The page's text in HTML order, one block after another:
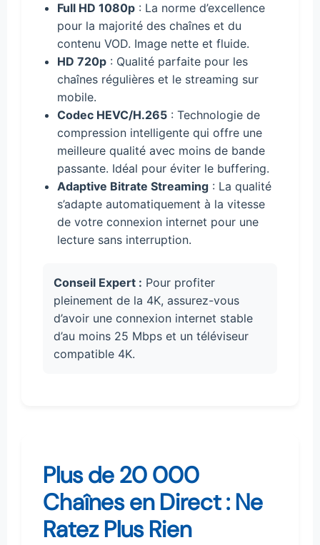
Full HD 1080p : La norme d’excellence
pour la majorité des chaînes et du
contenu VOD. Image nette et fluide.
HD 720p : Qualité parfaite pour les
chaînes régulières et le streaming sur
mobile.
Codec HEVC/H.265 : Technologie de
compression intelligente qui offre une
meilleure qualité avec moins de bande
passante. Idéal pour éviter le buffering.
Adaptive Bitrate Streaming : La qualité
s’adapte automatiquement à la vitesse
de votre connexion internet pour une
lecture sans interruption.
Conseil Expert : Pour profiter
pleinement de la 4K, assurez-vous
d’avoir une connexion internet stable
d’au moins 25 Mbps et un téléviseur
compatible 4K.
Plus de 20 000
Chaînes en Direct : Ne
Ratez Plus Rien